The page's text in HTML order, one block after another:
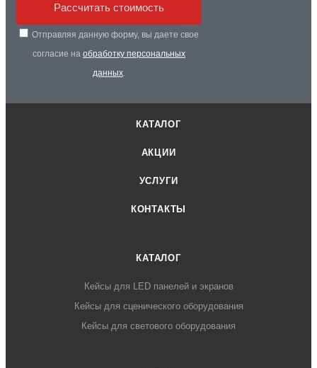
Рассчитать стоимость
Отправляя данную форму, вы даете свое
согласие на обработку персональных
данных.
КАТАЛОГ
АКЦИИ
УСЛУГИ
КОНТАКТЫ
КАТАЛОГ
Кейсы для LED панелей и экранов
Кейсы для сценического оборудования
Кейсы для светового оборудования